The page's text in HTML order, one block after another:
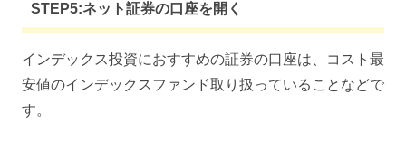
STEP5:ネット証券の口座を開く
インデックス投資におすすめの証券の口座は、コスト最
安値のインデックスファンド取り扱っていることなどで
す。